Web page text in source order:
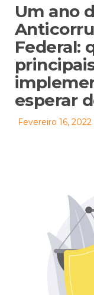
Um ano
Federal:
esperar
Fevereiro 16, 2022